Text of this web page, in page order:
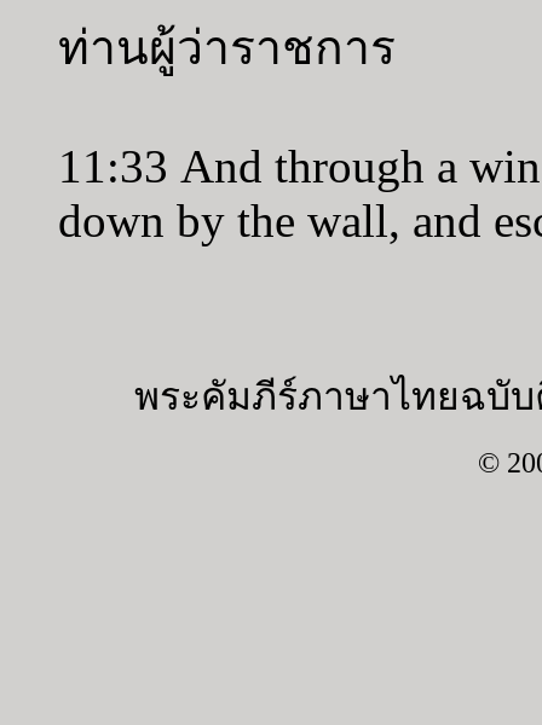
ท่านผู้ว่าราชการ
11:33 And through a
down by the wall, and
พระคัมภีร์ภาษาไทยฉบับ
©